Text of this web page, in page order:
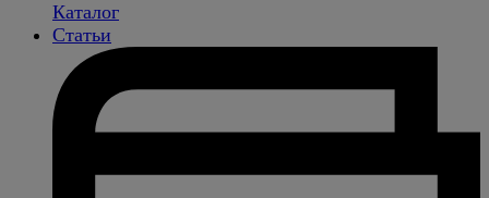
Каталог
Статьи